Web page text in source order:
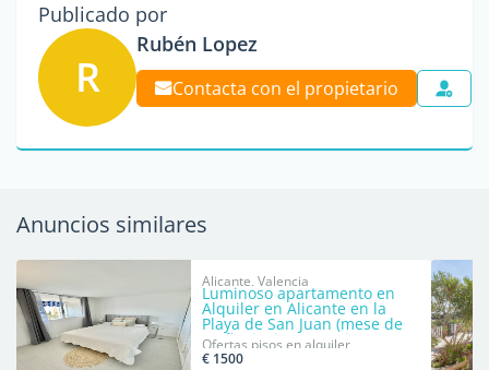
Publicado por
R
Rubén Lopez
Contacta con el propietario
Anuncios similares
Alicante, Valencia
Luminoso apartamento en
Alquiler en Alicante en la
Playa de San Juan (mese de
otoño, invierno y primavera)
Ofertas pisos en alquiler
€ 1500